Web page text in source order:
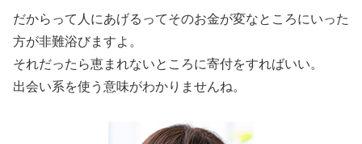
だからって人にあげるってそのお金が変なところにいった
方が非難浴びますよ。
それだったら恵まれないところに寄付をすればいい。
出会い系を使う意味がわかりませんね。